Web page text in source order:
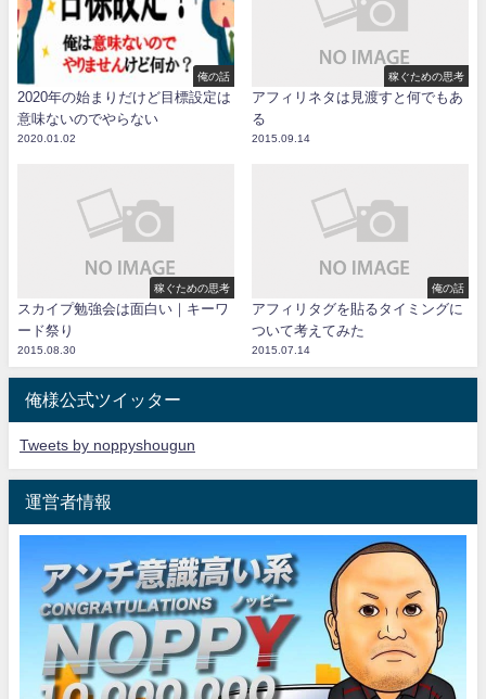
俺の話
2020年の始まりだけど目標設定は
意味ないのでやらない
2020.01.02
稼ぐための思考
アフィリネタは見渡すと何でもあ
る
2015.09.14
稼ぐための思考
スカイプ勉強会は面白い｜キーワ
ード祭り
2015.08.30
俺の話
アフィリタグを貼るタイミングに
ついて考えてみた
2015.07.14
俺様公式ツイッター
Tweets by noppyshougun
運営者情報